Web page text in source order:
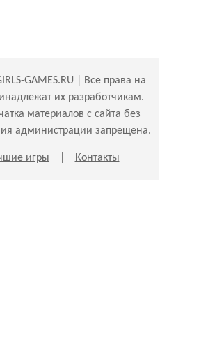
GAMES.RU | Все права на
их разработчикам.
материалов с сайта без
администрации запрещена.
игры Контакты